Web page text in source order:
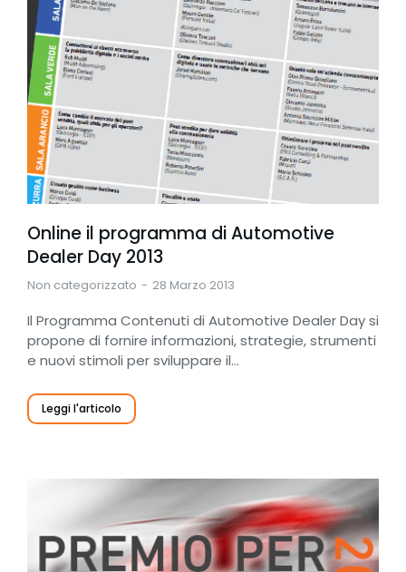
Online il programma di Automotive
Dealer Day 2013
Non categorizzato 28 Marzo 2013
Il Programma Contenuti di Automotive Dealer Day si
propone di fornire informazioni, strategie, strumenti
e nuovi stimoli per sviluppare il…
Leggi l'articolo